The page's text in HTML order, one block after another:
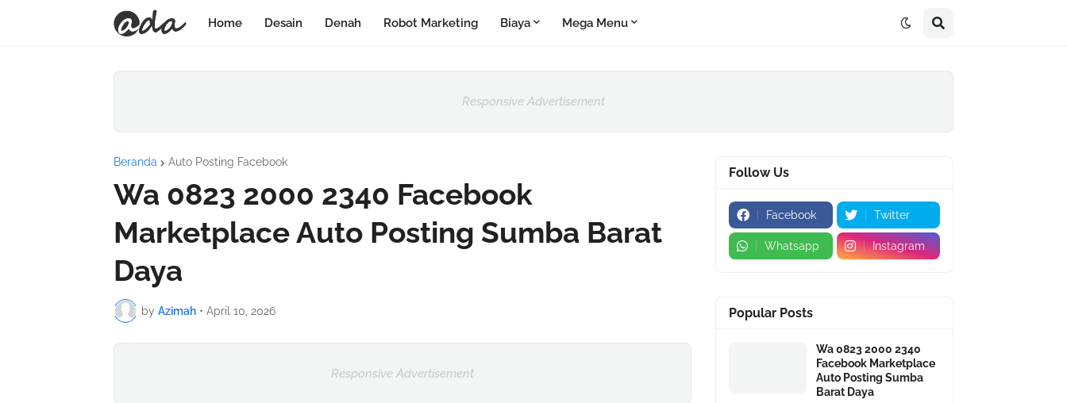
Home Desain Denah Robot Marketing Biaya Mega Menu
Responsive Advertisement
Beranda Auto Posting Facebook
Wa 0823 2000 2340 Facebook
Marketplace Auto Posting Sumba Barat
Daya
by Azimah • April 10, 2026
Responsive Advertisement
Follow Us
Facebook Twitter
Whatsapp Instagram
Popular Posts
Wa 0823 2000 2340
Facebook Marketplace
Auto Posting Sumba
Barat Daya